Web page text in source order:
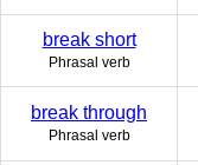
break short
Phrasal verb
break through
Phrasal verb